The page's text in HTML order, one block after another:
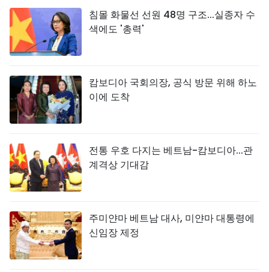
침몰 화물선 선원 48명 구조...실종자 수
색에도 '총력'
캄보디아 국회의장, 공식 방문 위해 하노
이에 도착
전통 우호 다지는 베트남-캄보디아...관
계격상 기대감
주미얀마 베트남 대사, 미얀마 대통령에
신임장 제정